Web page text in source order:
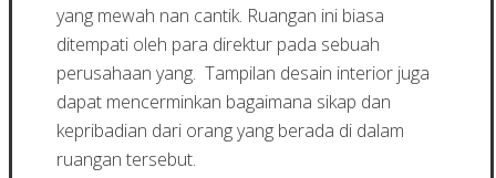
yang mewah nan cantik. Ruangan ini biasa
ditempati oleh para direktur pada sebuah
perusahaan yang. Tampilan desain interior juga
dapat mencerminkan bagaimana sikap dan
kepribadian dari orang yang berada di dalam
ruangan tersebut.